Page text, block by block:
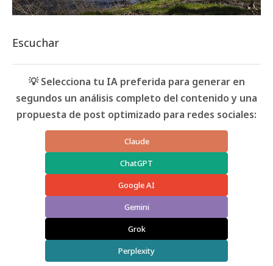
Escuchar
💡 Selecciona tu IA preferida para generar en
segundos un análisis completo del contenido y una
propuesta de post optimizado para redes sociales:
Claude
ChatGPT
Google AI
Gemini
Grok
Perplexity